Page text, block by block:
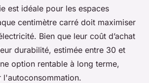
est idéale pour les espaces
centimètre carré doit maximiser
Bien que leur coût d’achat
durabilité, estimée entre 30 et
option rentable à long terme,
l'autoconsommation.